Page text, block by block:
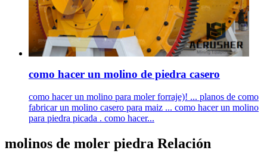
como hacer un molino de piedra casero
como hacer un molino para moler forraje)! ... planos de como
fabricar un molino casero para maiz ... como hacer un molino
para piedra picada . como hacer...
molinos de moler piedra Relación